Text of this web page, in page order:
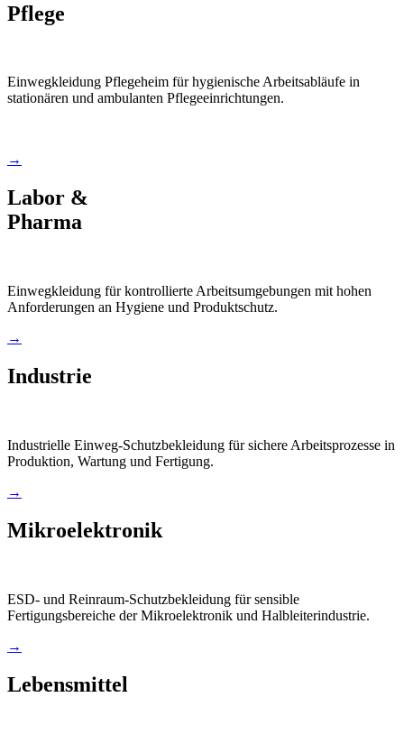
Pflege
Einwegkleidung Pflegeheim für hygienische Arbeitsabläufe in
stationären und ambulanten Pflegeeinrichtungen.
→
Labor &
Pharma
Einwegkleidung für kontrollierte Arbeitsumgebungen mit hohen
Anforderungen an Hygiene und Produktschutz.
→
Industrie
Industrielle Einweg-Schutzbekleidung für sichere Arbeitsprozesse in
Produktion, Wartung und Fertigung.
→
Mikroelektronik
ESD- und Reinraum-Schutzbekleidung für sensible
Fertigungsbereiche der Mikroelektronik und Halbleiterindustrie.
→
Lebensmittel